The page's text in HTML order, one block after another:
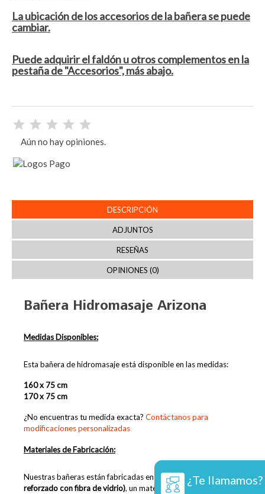
La ubicación de los accesorios de la bañera se puede
cambiar.
Puede adquirir el faldón u otros complementos en la
pestaña de "Accesorios", más abajo.
Aún no hay opiniones.
DESCRIPCIÓN
ADJUNTOS
RESEÑAS
OPINIONES (0)
Bañera Hidromasaje Arizona
Medidas Disponibles:
Esta bañera de hidromasaje está disponible en las medidas:
160 x 75 cm
170 x 75 cm
¿No encuentras tu medida exacta? Contáctanos para
modificaciones personalizadas
Materiales de Fabricación:
Nuestras bañeras están fabricadas en
PRFV (poliéster
reforzado con fibra de vidrio), un material premium que
¿Te llamamos?